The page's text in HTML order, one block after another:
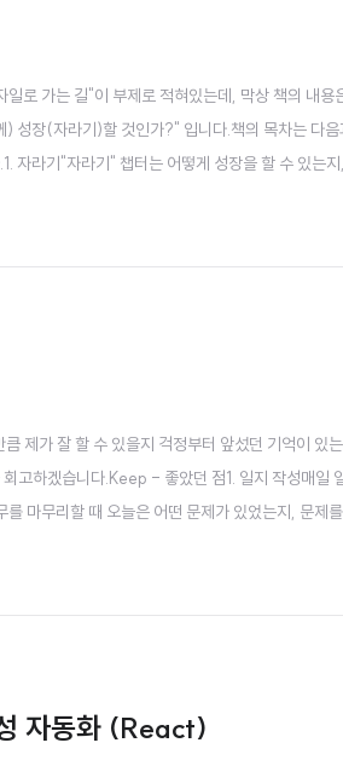
로 가는 길"이 부제로 적혀있는데, 막상 책의 내
성장(자라기)할 것인가?" 입니다.책의 목차는 다
자라기"자라기" 챕터는 어떻게 성장을 할 수 있는
제가 잘 할 수 있을지 걱정부터 앞섰던 기억이 있
고하겠습니다.Keep - 좋았던 점1. 일지 작성매일
마무리할 때 오늘은 어떤 문제가 있었는지, 문제
자동화 (React)